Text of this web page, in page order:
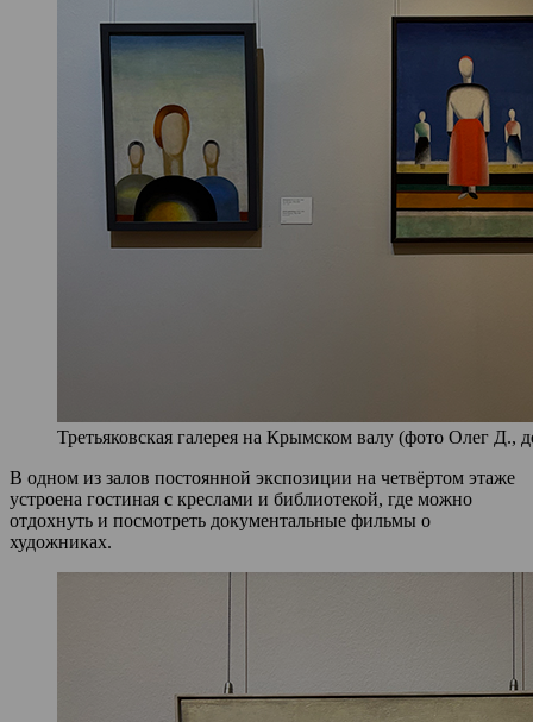
Третьяковская галерея на Крымском валу (фото Олег Д.,
В одном из залов постоянной экспозиции на четвёртом этаже
устроена гостиная с креслами и библиотекой, где можно
отдохнуть и посмотреть документальные фильмы о
художниках.